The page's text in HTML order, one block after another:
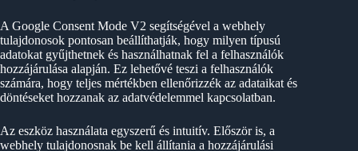
A Google Consent Mode V2 segítségével a webhely
tulajdonosok pontosan beállíthatják, hogy milyen típusú
adatokat gyűjthetnek és használhatnak fel a felhasználók
hozzájárulása alapján. Ez lehetővé teszi a felhasználók
számára, hogy teljes mértékben ellenőrizzék az adataikat és
döntéseket hozzanak az adatvédelemmel kapcsolatban.
Az eszköz használata egyszerű és intuitív. Először is, a
webhely tulajdonosnak be kell állítania a hozzájárulási